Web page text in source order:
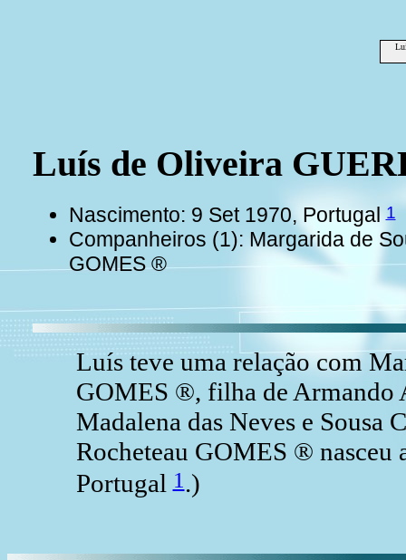
Luís de Oliveira
Nascimento: 9 Set 1970, Portugal1
Companheiros (1): Margarida de
GOMES ®
Luís teve uma relação com
GOMES ®, filha de Armando
Madalena das Neves e
Rocheteau GOMES ®
Portugal1.)